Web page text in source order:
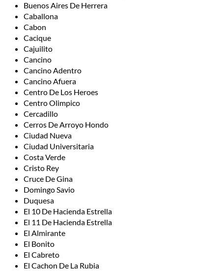
Buenos Aires De Herrera
Caballona
Cabon
Cacique
Cajuilito
Cancino
Cancino Adentro
Cancino Afuera
Centro De Los Heroes
Centro Olimpico
Cercadillo
Cerros De Arroyo Hondo
Ciudad Nueva
Ciudad Universitaria
Costa Verde
Cristo Rey
Cruce De Gina
Domingo Savio
Duquesa
El 10 De Hacienda Estrella
El 11 De Hacienda Estrella
El Almirante
El Bonito
El Cabreto
El Cachon De La Rubia